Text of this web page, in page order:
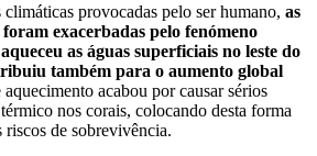
climáticas provocadas pelo ser humano, as
exacerbadas pelo fenómeno
as águas superficiais no leste do
também para o aumento global
aquecimento acabou por causar sérios
térmico nos corais, colocando desta forma
de sobrevivência.